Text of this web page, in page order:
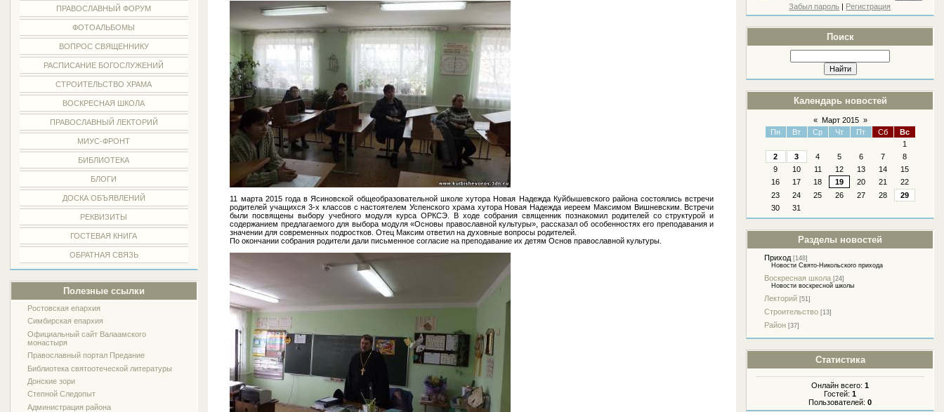
ПРАВОСЛАВНЫЙ ФОРУМ
ФОТОАЛЬБОМЫ
ВОПРОС СВЯЩЕННИКУ
РАСПИСАНИЕ БОГОСЛУЖЕНИЙ
СТРОИТЕЛЬСТВО ХРАМА
ВОСКРЕСНАЯ ШКОЛА
ПРАВОСЛАВНЫЙ ЛЕКТОРИЙ
МИУС-ФРОНТ
БИБЛИОТЕКА
БЛОГИ
ДОСКА ОБЪЯВЛЕНИЙ
РЕКВИЗИТЫ
ГОСТЕВАЯ КНИГА
ОБРАТНАЯ СВЯЗЬ
Полезные ссылки
Ростовская епархия
Симбирская епархия
Официальный сайт Валаамского
монастыря
Православный портал Предание
Библиотека святоотеческой литературы
Донские зори
Степной Следопыт
Администрация района
Забыл пароль | Регистрация
Поиск
Календарь новостей
« Март 2015 »
Пн
Вт Ср Чт Пт Сб
Вс
1
2
3 4 5 6 7
8
9
10 11 12 13 14
15
16
17 18 19 20 21
22
23
24 25 26 27 28
29
30
31
Разделы новостей
Приход [148]
Новости Свято-Никольского прихода
Воскресная школа [24]
Новости воскресной школы
Лекторий [51]
Строительство [13]
Район [37]
Статистика
Онлайн всего:1
Гостей:1
Пользователей:0
11 марта 2015 года в Ясиновской общеобразовательной школе хутора Новая Надежда Куйбышевского района состоялись встречи
родителей учащихся 3-х классов с настоятелем Успенского храма хутора Новая Надежда иереем Максимом Вишневским. Встречи
были посвящены выбору учебного модуля курса ОРКСЭ. В ходе собрания священник познакомил родителей со структурой и
содержанием предлагаемого для выбора модуля «Основы православной культуры», рассказал об особенностях его преподавания и
значении для современных подростков. Отец Максим ответил на духовные вопросы родителей.
По окончании собрания родители дали письменное согласие на преподавание их детям Основ православной культуры.